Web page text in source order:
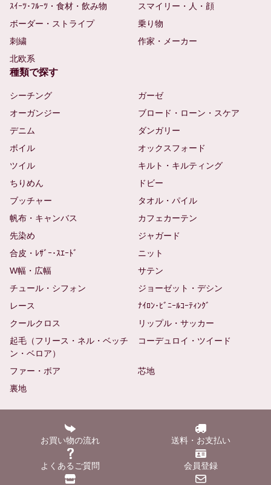
ｽｲｰﾂ･ﾌﾙｰﾂ・食材・飲み物
スマイリー・人・顔
ボーダー・ストライプ
乗り物
刺繍
作家・メーカー
北欧系
種類で探す
シーチング
ガーゼ
オーガンジー
ブロード・ローン・スケア
デニム
ダンガリー
ボイル
オックスフォード
ツイル
キルト・キルティング
ちりめん
ドビー
ブッチャー
タオル・パイル
帆布・キャンバス
カフェカーテン
先染め
ジャガード
合皮・ﾚｻﾞｰ･ｽｴｰﾄﾞ
ニット
W幅・広幅
サテン
チュール・シフォン
ジョーゼット・デシン
レース
ﾅｲﾛﾝ･ﾋﾞﾆｰﾙｺｰﾃｨﾝｸﾞ
クールクロス
リップル・サッカー
起毛（フリース・ネル・ベッチ
ン・ベロア）
コーデュロイ・ツイード
ファー・ボア
芯地
裏地
お買い物の流れ 送料・お支払い
よくあるご質問 会員登録